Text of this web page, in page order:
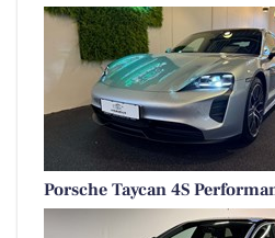
Porsche Taycan 4S